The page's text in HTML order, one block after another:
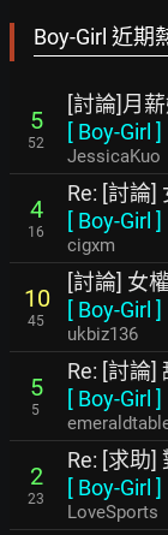
Boy-Girl 近期
5
52
[討論]月
[ Boy-Girl ]
JessicaKuo
4
16
Re: [討論]
[ Boy-Girl ]
cigxm
10
45
[討論] 女
[ Boy-Girl ]
ukbiz136
5
5
Re: [討論]
[ Boy-Girl ]
2
23
Re: [求助]
[ Boy-Girl ]
LoveSports